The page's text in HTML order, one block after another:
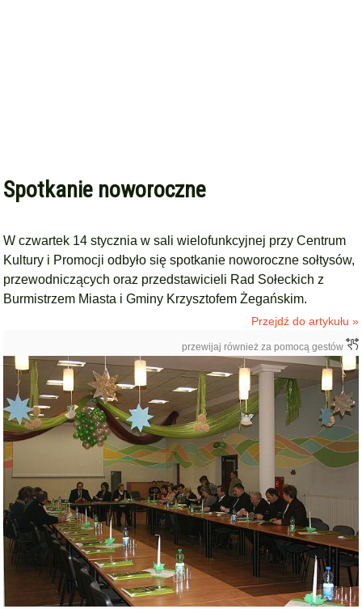
Spotkanie noworoczne
W czwartek 14 stycznia w sali wielofunkcyjnej przy Centrum
Kultury i Promocji odbyło się spotkanie noworoczne sołtysów,
przewodniczących oraz przedstawicieli Rad Sołeckich z
Burmistrzem Miasta i Gminy Krzysztofem Żegańskim.
Przejdź do artykułu »
przewijaj również za pomocą gestów